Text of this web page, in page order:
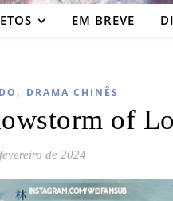
EM BREVE
, DRAMA CHINÊS
of
de 2024